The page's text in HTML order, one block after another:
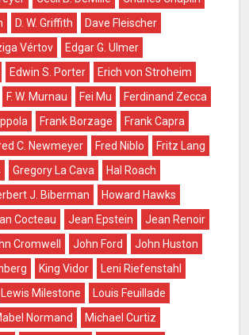
D. W. Griffith
Dave Fleischer
Vértov
Edgar G. Ulmer
Edwin S. Porter
Erich von Stroheim
F. W. Murnau Fei Mu
Ferdinand Zecca
Frank Borzage
Frank Capra
C. Newmeyer Fred Niblo
Fritz Lang
Gregory La Cava
Hal Roach
J. Biberman
Howard Hawks
Cocteau Jean Epstein
Jean Renoir
Cromwell John Ford
John Huston
King Vidor
Leni Riefenstahl
Lewis Milestone
Louis Feuillade
Normand
Michael Curtiz